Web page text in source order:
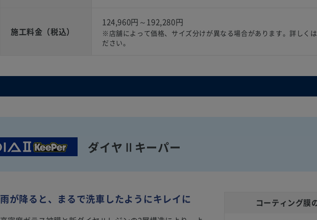
施工料金（税込）
124,960円～192,280円
※店舗によって価格、サイズ分けが異なる場合があります。詳しく
ださい。
ダイヤⅡキーパー
雨が降ると、まるで洗車したようにキレイに コーティング膜